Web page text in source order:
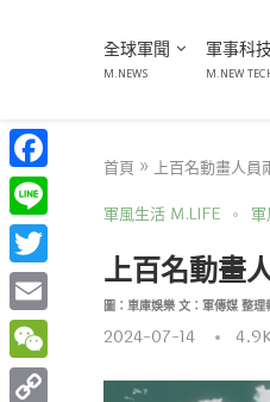
全球軍聞
M.NEWS
軍事科技
M.NEW
首頁 » 上百名動畫人員
軍風生活 M.LIFE
上百名動畫
圖：車庫娛樂 文：軍傳媒 整理
2024-07-14
Facebook
Line
Twitter
Email
WeChat